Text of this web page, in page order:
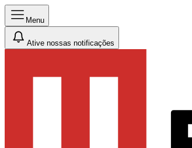
Menu
Ative nossas notificações